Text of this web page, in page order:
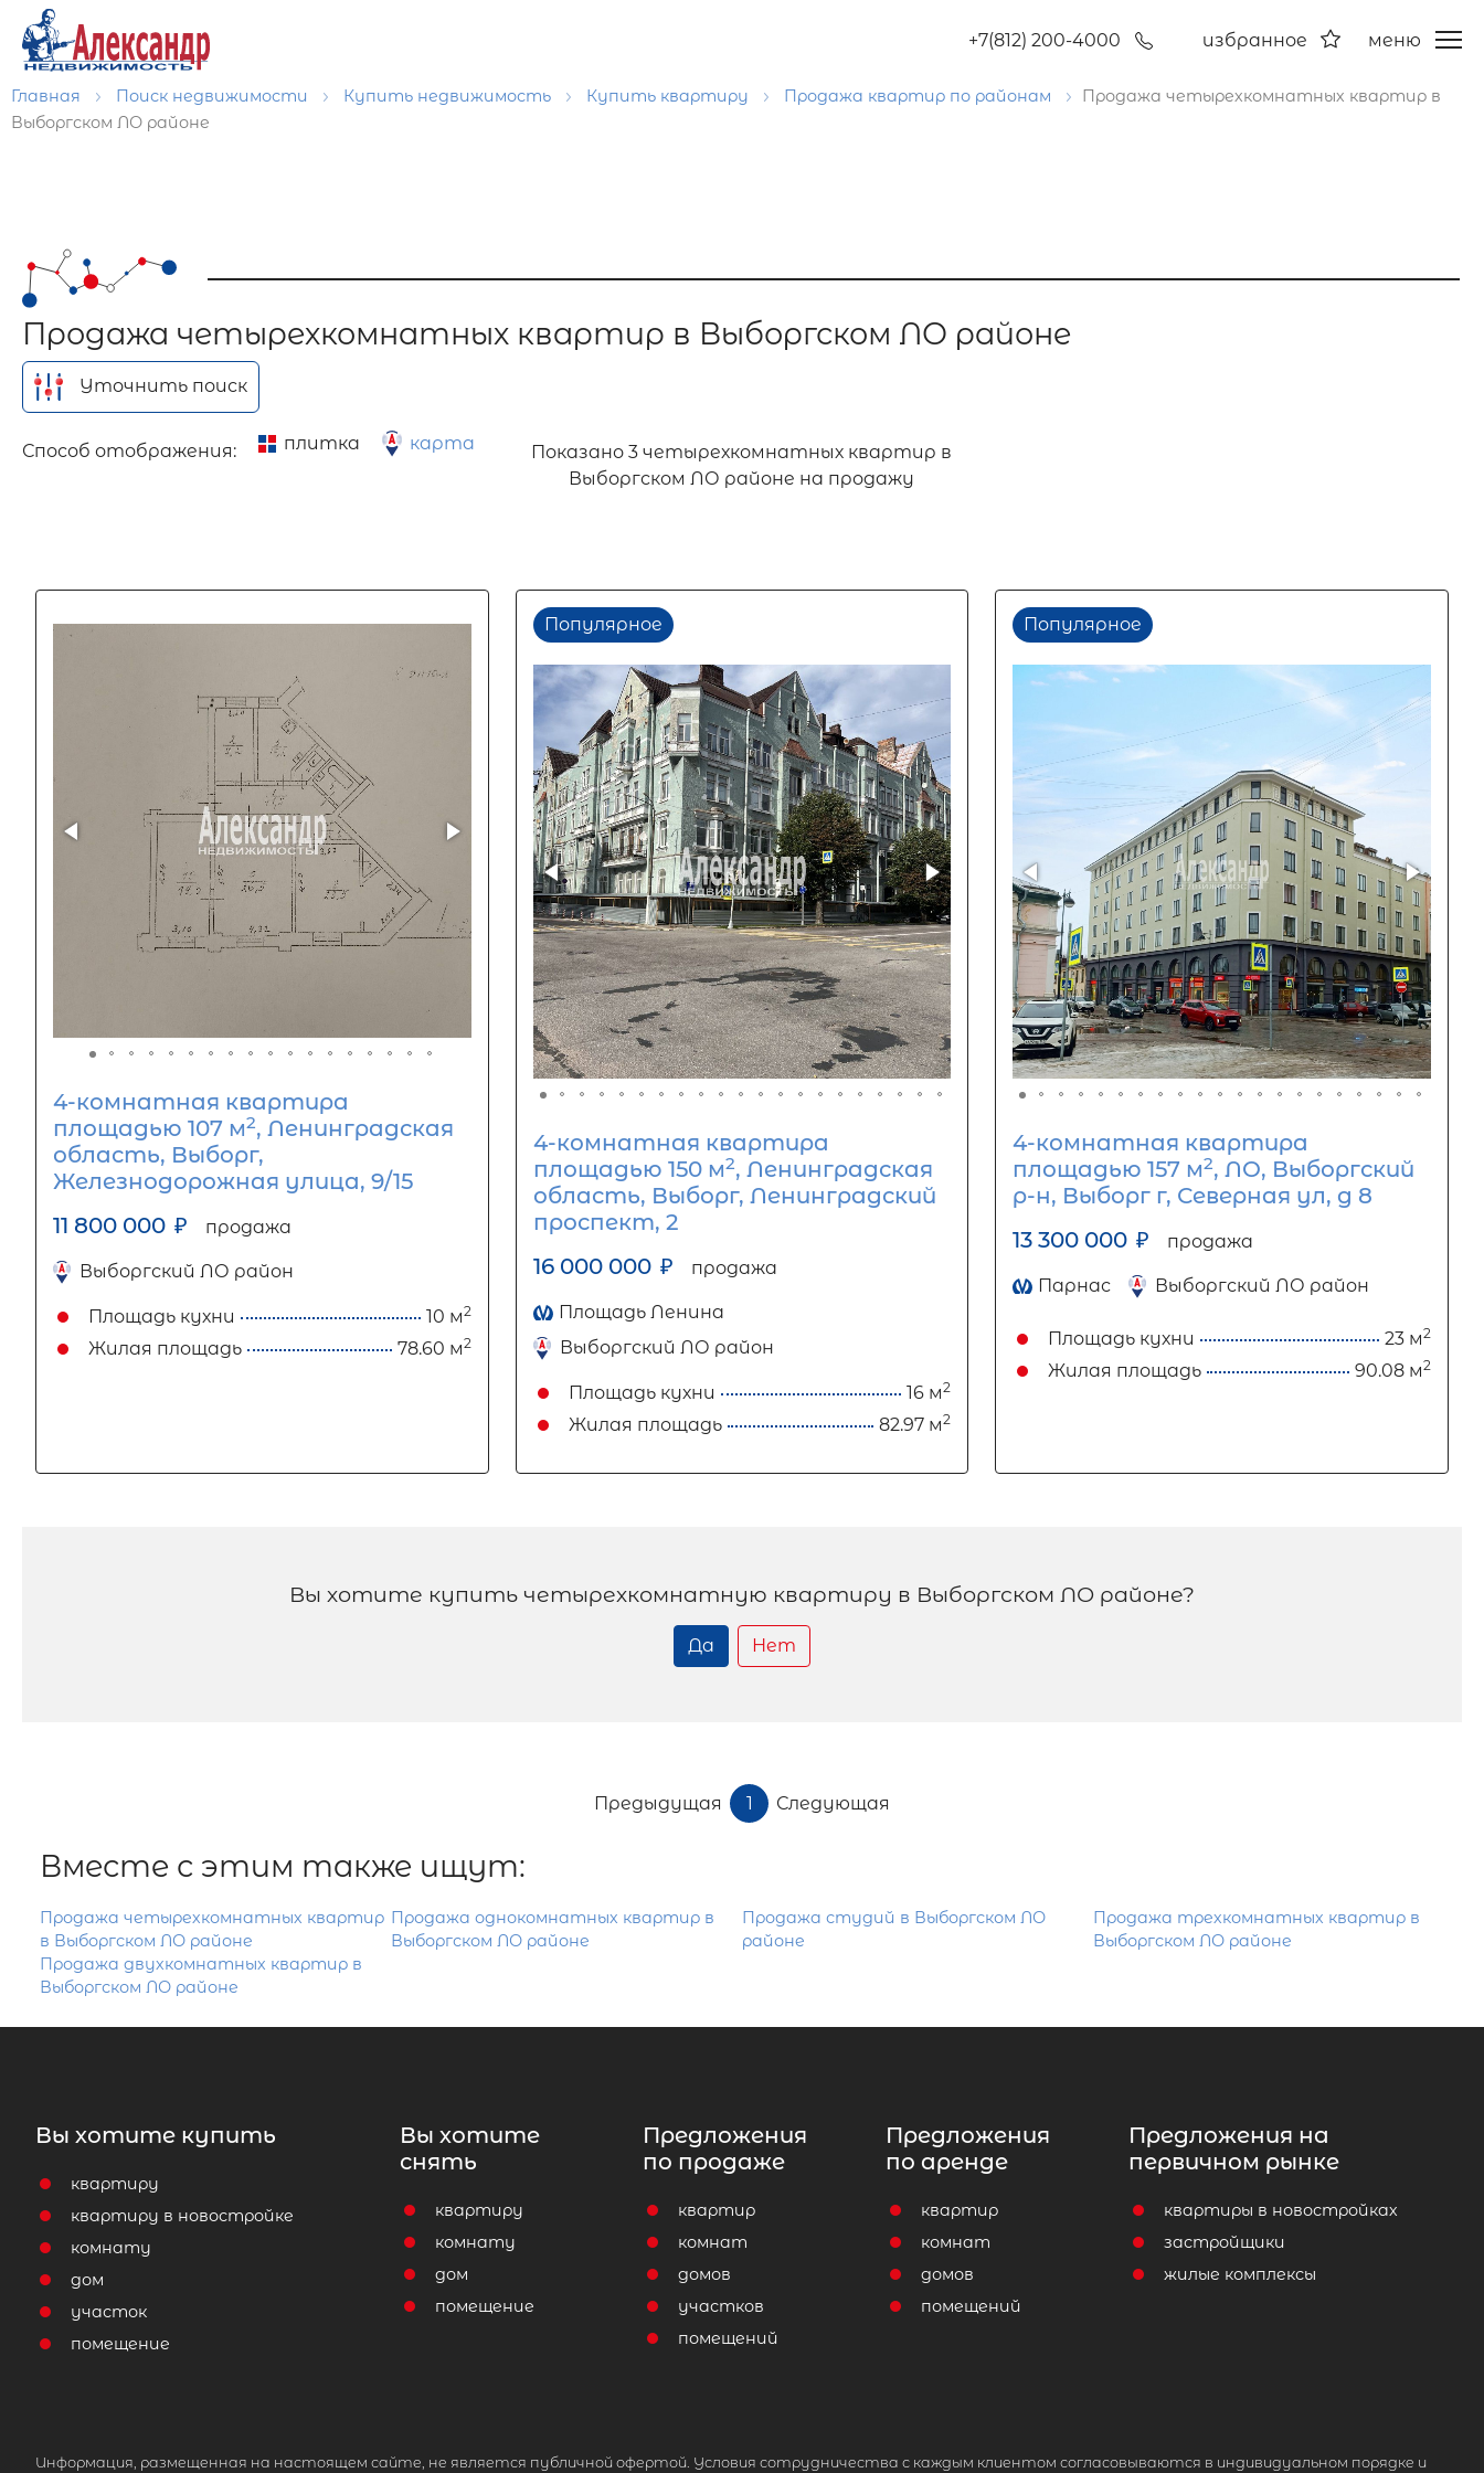
+7(812) 200-4000 избранное меню
Главная Поиск недвижимости Купить недвижимость Купить квартиру Продажа квартир по районам
Продажа четырехкомнатных квартир в
Выборгском ЛО районе
Продажа четырехкомнатных квартир в Выборгском ЛО районе
Уточнить поиск
Способ отображения: плитка карта Показано3 четырехкомнатных квартир в
Выборгском ЛО районе на продажу
4-комнатная квартира
площадью 107 м2, Ленинградская
область, Выборг,
Железнодорожная улица, 9/15
11 800 000 ₽ продажа
Выборгский ЛО район
Площадь кухни 10 м2
Жилая площадь 78.60 м2
Популярное
4-комнатная квартира
площадью 150 м2, Ленинградская
область, Выборг, Ленинградский
проспект, 2
16 000 000 ₽ продажа
Площадь Ленина
Выборгский ЛО район
Площадь кухни 16 м2
Жилая площадь 82.97 м2
Популярное
4-комнатная квартира
площадью 157 м2, ЛО, Выборгский
р-н, Выборг г, Северная ул, д 8
13 300 000 ₽ продажа
Парнас Выборгский ЛО район
Площадь кухни 23 м2
Жилая площадь 90.08 м2
Вы хотите купить четырехкомнатную квартиру в Выборгском ЛО районе?
Да Нет
Предыдущая 1 Следующая
Вместе с этим также ищут:
Продажа четырехкомнатных квартир
в Выборгском ЛО районе
Продажа однокомнатных квартир в
Выборгском ЛО районе
Продажа студий в Выборгском ЛО
районе
Продажа трехкомнатных квартир в
Выборгском ЛО районе
Продажа двухкомнатных квартир в
Выборгском ЛО районе
Вы хотите купить
квартиру
квартиру в новостройке
комнату
дом
участок
помещение
Вы хотите
снять
квартиру
комнату
дом
помещение
Предложения
по продаже
квартир
комнат
домов
участков
помещений
Предложения
по аренде
квартир
комнат
домов
помещений
Предложения на
первичном рынке
квартиры в новостройках
застройщики
жилые комплексы
Информация, размещенная на настоящем сайте, не является публичной офертой. Условия сотрудничества с каждым клиентом согласовываются в индивидуальном порядке и